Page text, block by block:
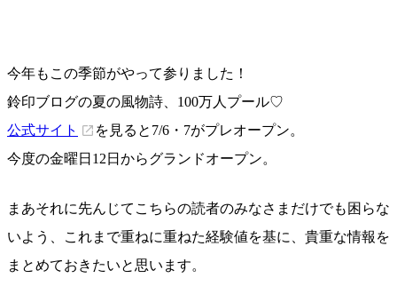
今年もこの季節がやって参りました！
鈴印ブログの夏の風物詩、100万人プール♡
公式サイト
を見ると7/6・7がプレオープン。
今度の金曜日12日からグランドオープン。
まあそれに先んじてこちらの読者のみなさまだけでも困らな
いよう、これまで重ねに重ねた経験値を基に、貴重な情報を
まとめておきたいと思います。